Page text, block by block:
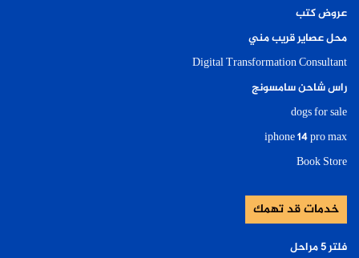
عروض كتب
محل عصاير قريب مني
Digital Transformation Consultant
راس شاحن سامسونج
dogs for sale
iphone 14 pro max
Book Store
خدمات قد تهمك
فلتر ٥ مراحل